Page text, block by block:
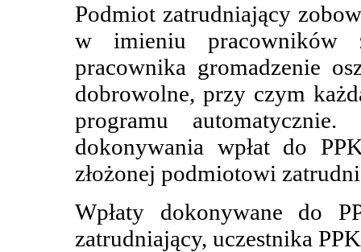
Podmiot zatrudniający
w imieniu pracowników
pracownika gromadzenie
dobrowolne, przy czym
programu
dokonywania wpłat do
złożonej podmiotowi
Wpłaty dokonywane do
zatrudniający, uczestnika